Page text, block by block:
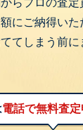
品物でも、当
場合でも、可
一本！お気軽
らプロの査
にご納得い
てしまう前
電話で無料査定